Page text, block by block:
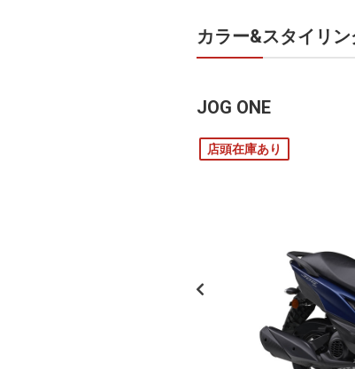
カラー&スタイリン
JOG ONE
店頭在庫あり